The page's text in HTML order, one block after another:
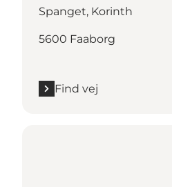
Spanget, Korinth
5600 Faaborg
Find vej